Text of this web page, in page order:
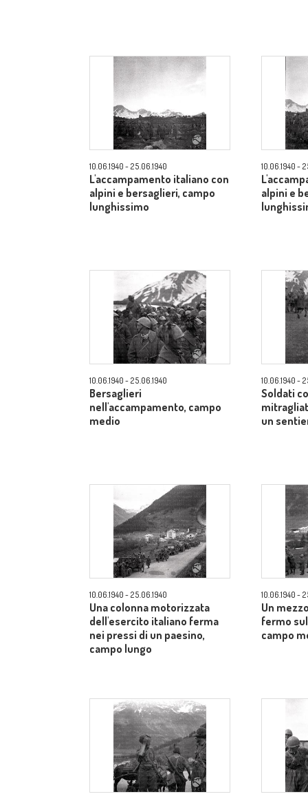
10.06.1940 - 25.06.1940
L'accampamento italiano con
alpini e bersaglieri, campo
lunghissimo
10.06.1940 -
alpini e
10.06.1940 - 25.06.1940
Bersaglieri
nell'accampamento, campo
medio
10.06.1940 -
Soldati
un
10.06.1940 - 25.06.1940
Una colonna motorizzata
dell'esercito italiano ferma
nei pressi di un paesino,
campo lungo
10.06.1940 -
Un
fermo
campo